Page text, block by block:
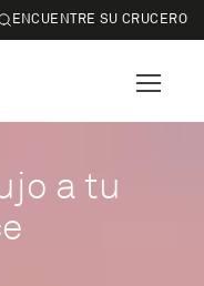
ENCUENTRE SU CRUCERO
a tu